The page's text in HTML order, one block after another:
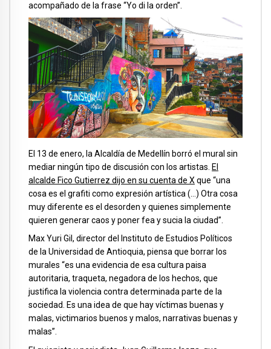
acompañado de la frase “Yo di la orden”.
El 13 de enero, la Alcaldía de Medellín borró el mural sin
mediar ningún tipo de discusión con los artistas. El
alcalde Fico Gutierrez dijo en su cuenta de X que “una
cosa es el grafiti como expresión artística (…) Otra cosa
muy diferente es el desorden y quienes simplemente
quieren generar caos y poner fea y sucia la ciudad”.
Max Yuri Gil, director del Instituto de Estudios Políticos
de la Universidad de Antioquia, piensa que borrar los
murales “es una evidencia de esa cultura paisa
autoritaria, traqueta, negadora de los hechos, que
justifica la violencia contra determinada parte de la
sociedad. Es una idea de que hay víctimas buenas y
malas, victimarios buenos y malos, narrativas buenas y
malas”.